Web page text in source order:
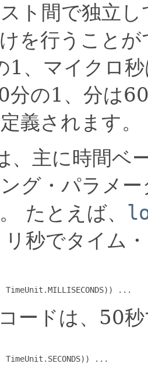
ト間で独立
を行うこと
1、マイクロ
分の1、分は
義されます。
、主に時間ベ
グ・パラメ
たとえば、
秒でタイム
...
ードは、50
...